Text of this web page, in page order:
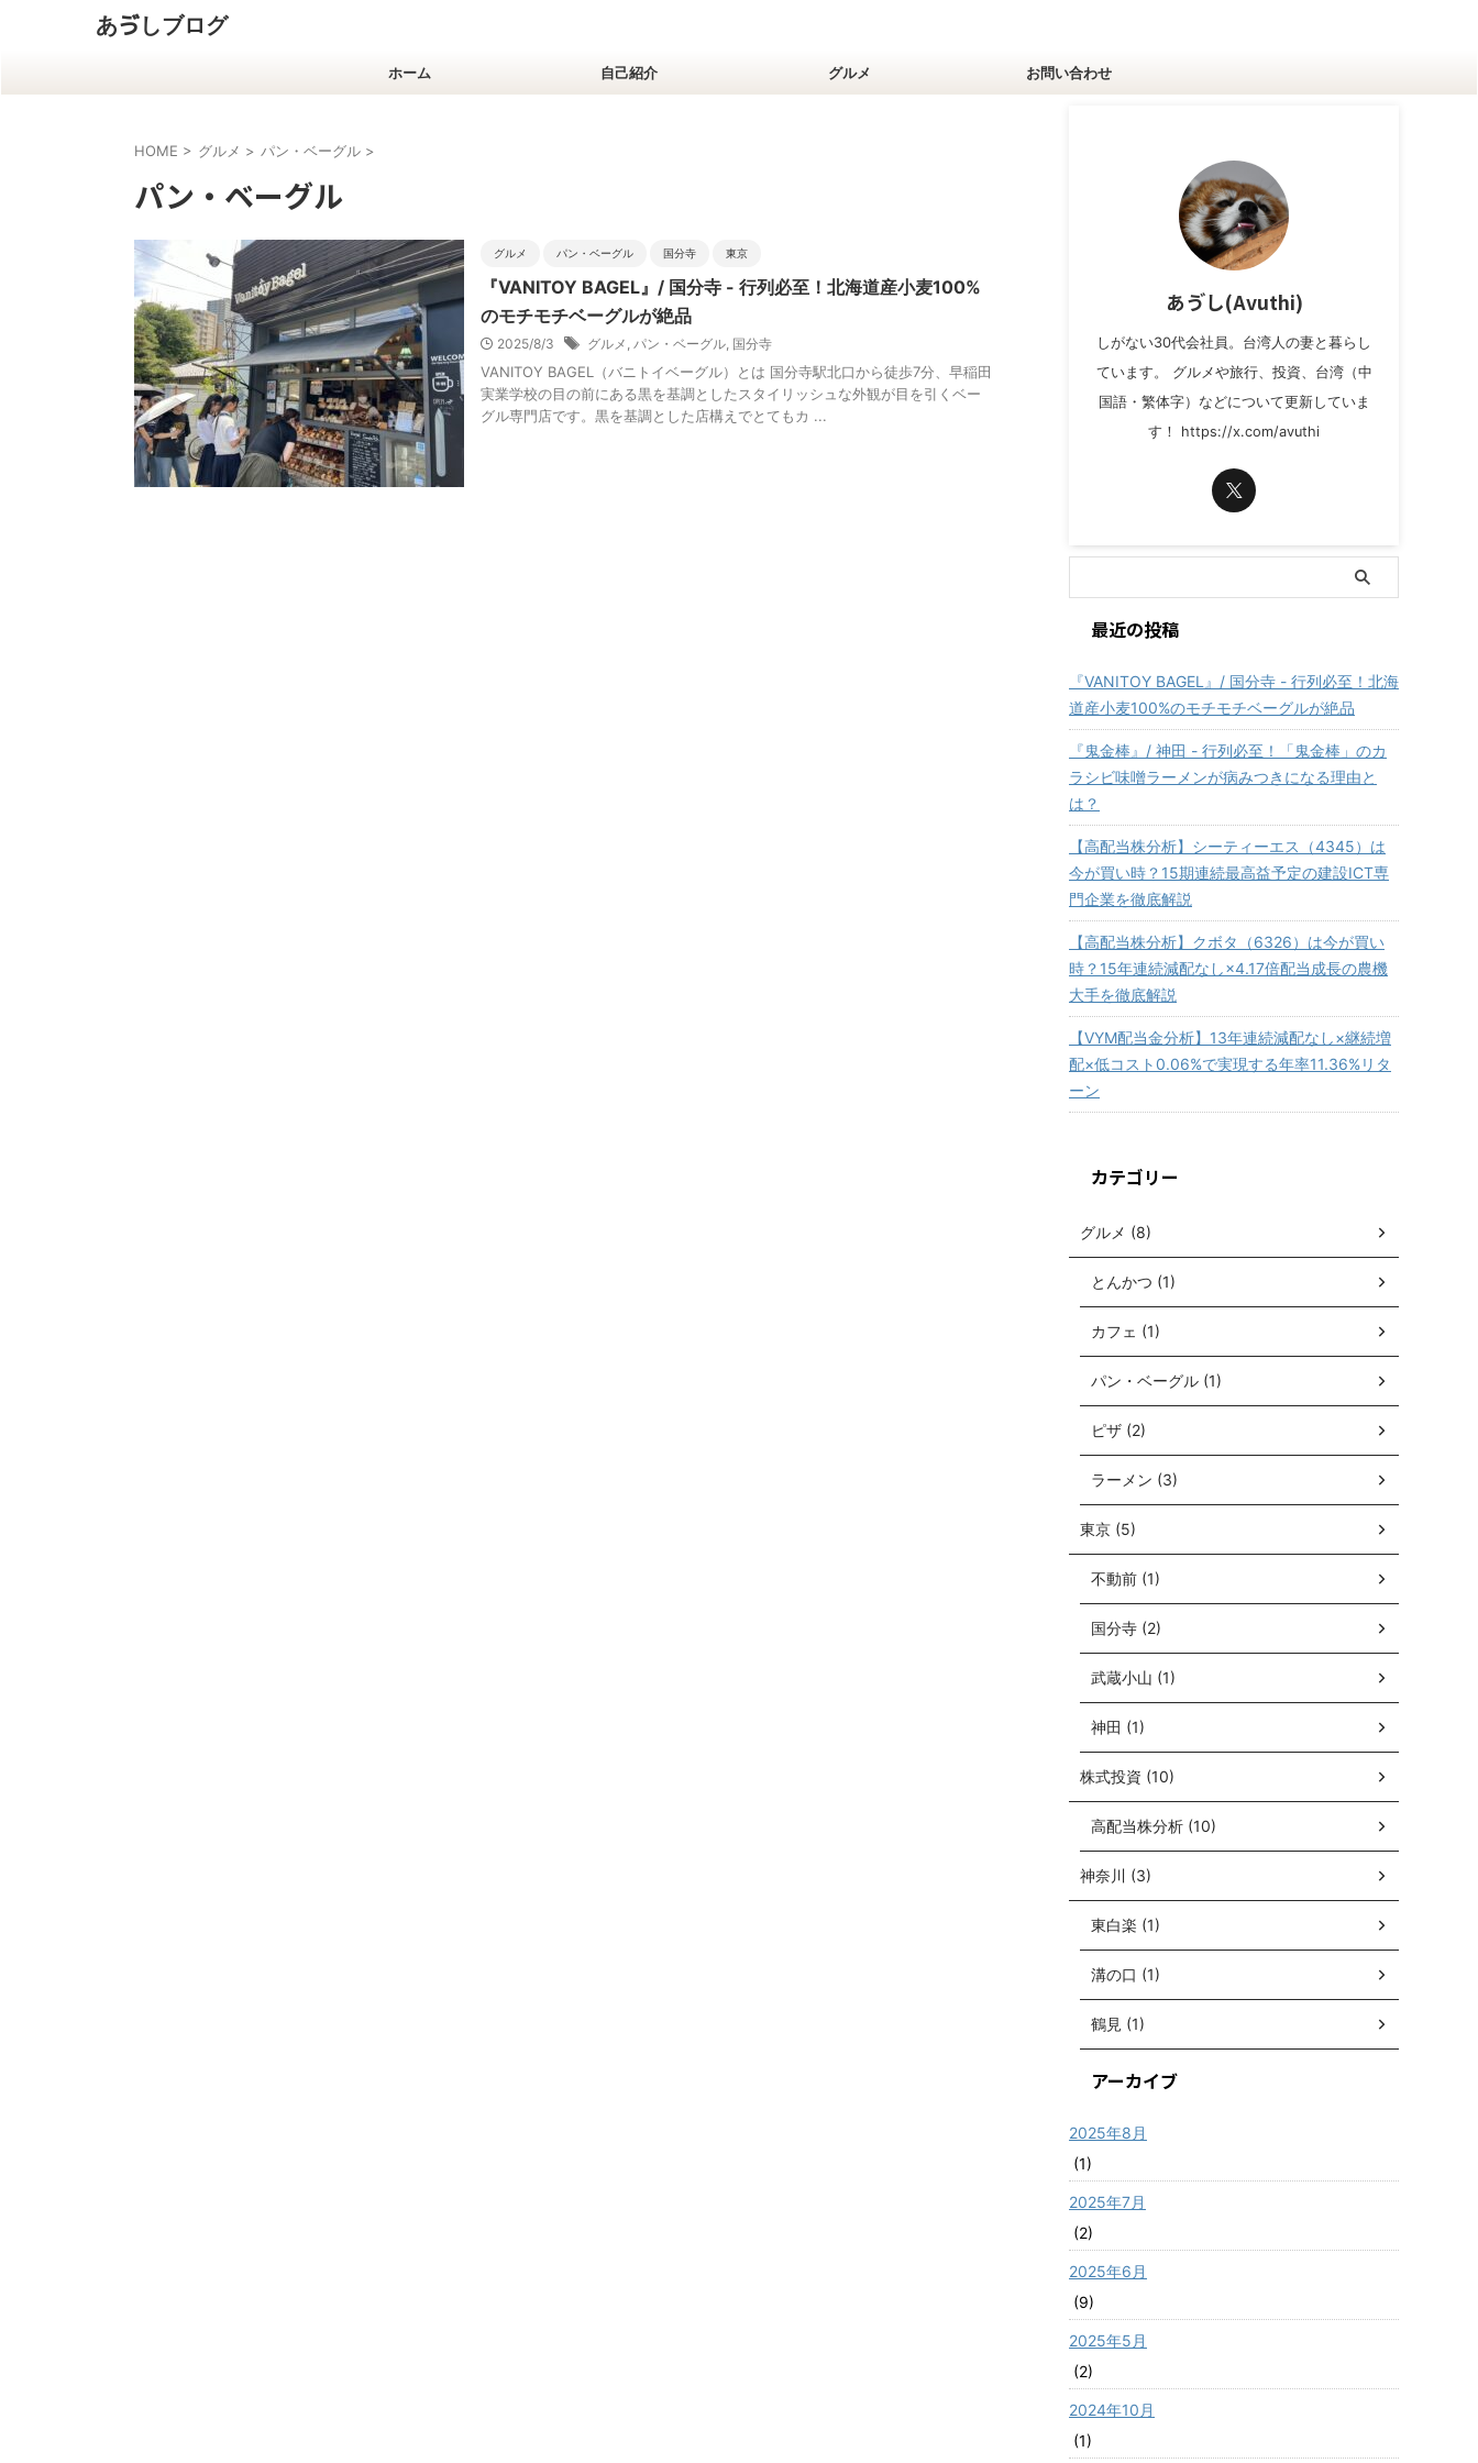
あゔしブログ
ホーム 自己紹介 グルメ お問い合わせ
HOME > グルメ > パン・ベーグル >
パン・ベーグル
グルメ パン・ベーグル 国分寺 東京
『VANITOY BAGEL』/ 国分寺 - 行列必至！北海道産小麦100%
のモチモチベーグルが絶品
2025/8/3 グルメ , パン・ベーグル, 国分寺
VANITOY BAGEL（バニトイベーグル）とは 国分寺駅北口から徒歩7分、早稲田
実業学校の目の前にある黒を基調としたスタイリッシュな外観が目を引くベー
グル専門店です。黒を基調とした店構えでとてもカ ...
あゔし(Avuthi)
しがない30代会社員。台湾人の妻と暮らし
ています。 グルメや旅行、投資、台湾（中
国語・繁体字）などについて更新していま
す！ https://x.com/avuthi
最近の投稿
『VANITOY BAGEL』/ 国分寺 - 行列必至！北海
道産小麦100%のモチモチベーグルが絶品
『鬼金棒』/ 神田 - 行列必至！「鬼金棒」のカ
ラシビ味噌ラーメンが病みつきになる理由と
は？
【高配当株分析】シーティーエス（4345）は
今が買い時？15期連続最高益予定の建設ICT専
門企業を徹底解説
【高配当株分析】クボタ（6326）は今が買い
時？15年連続減配なし×4.17倍配当成長の農機
大手を徹底解説
【VYM配当金分析】13年連続減配なし×継続増
配×低コスト0.06%で実現する年率11.36%リタ
ーン
カテゴリー
グルメ (8)
とんかつ (1)
カフェ (1)
パン・ベーグル (1)
ピザ (2)
ラーメン (3)
東京 (5)
不動前 (1)
国分寺 (2)
武蔵小山 (1)
神田 (1)
株式投資 (10)
高配当株分析 (10)
神奈川 (3)
東白楽 (1)
溝の口 (1)
鶴見 (1)
アーカイブ
2025年8月
(1)
2025年7月
(2)
2025年6月
(9)
2025年5月
(2)
2024年10月
(1)